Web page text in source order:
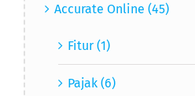
Accurate Online (45)
Fitur (1)
Pajak (6)